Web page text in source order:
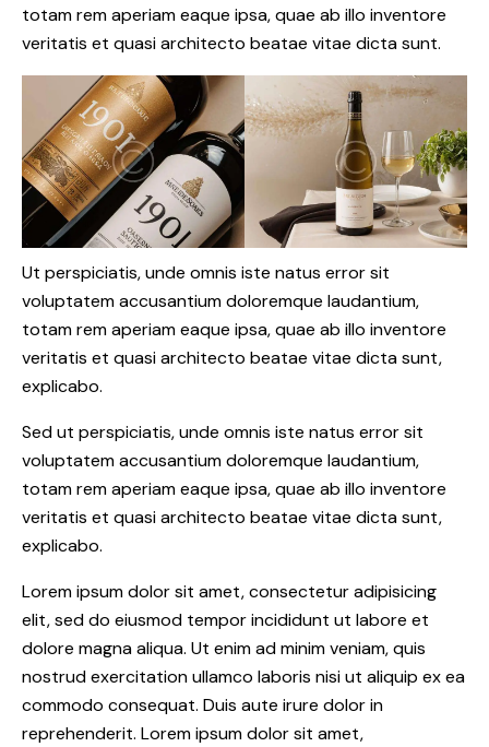
totam rem aperiam eaque ipsa, quae ab illo inventore
veritatis et quasi architecto beatae vitae dicta sunt.
Ut perspiciatis, unde omnis iste natus error sit
voluptatem accusantium doloremque laudantium,
totam rem aperiam eaque ipsa, quae ab illo inventore
veritatis et quasi architecto beatae vitae dicta sunt,
explicabo.
Sed ut perspiciatis, unde omnis iste natus error sit
voluptatem accusantium doloremque laudantium,
totam rem aperiam eaque ipsa, quae ab illo inventore
veritatis et quasi architecto beatae vitae dicta sunt,
explicabo.
Lorem ipsum dolor sit amet, consectetur adipisicing
elit, sed do eiusmod tempor incididunt ut labore et
dolore magna aliqua. Ut enim ad minim veniam, quis
nostrud exercitation ullamco laboris nisi ut aliquip ex ea
commodo consequat. Duis aute irure dolor in
reprehenderit. Lorem ipsum dolor sit amet,